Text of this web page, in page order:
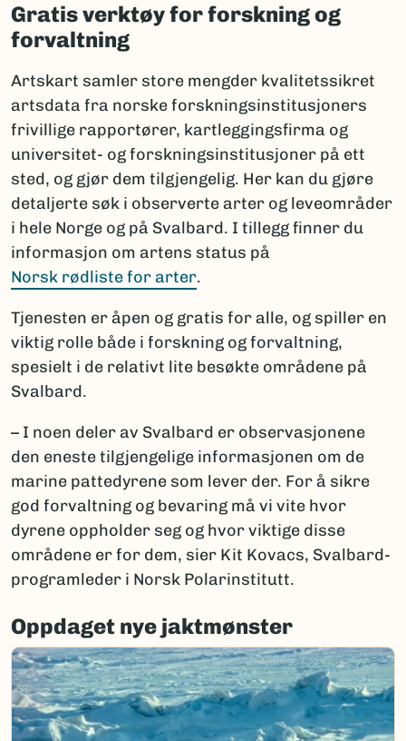
Gratis verktøy for forskning og
forvaltning
Artskart samler store mengder kvalitetssikret
artsdata fra norske forskningsinstitusjoners
frivillige rapportører, kartleggingsfirma og
universitet- og forskningsinstitusjoner på ett
sted, og gjør dem tilgjengelig. Her kan du gjøre
detaljerte søk i observerte arter og leveområder
i hele Norge og på Svalbard. I tillegg finner du
informasjon om artens status på
Norsk rødliste for arter.
Tjenesten er åpen og gratis for alle, og spiller en
viktig rolle både i forskning og forvaltning,
spesielt i de relativt lite besøkte områdene på
Svalbard.
– I noen deler av Svalbard er observasjonene
den eneste tilgjengelige informasjonen om de
marine pattedyrene som lever der. For å sikre
god forvaltning og bevaring må vi vite hvor
dyrene oppholder seg og hvor viktige disse
områdene er for dem, sier Kit Kovacs, Svalbard-
programleder i Norsk Polarinstitutt.
Oppdaget nye jaktmønster